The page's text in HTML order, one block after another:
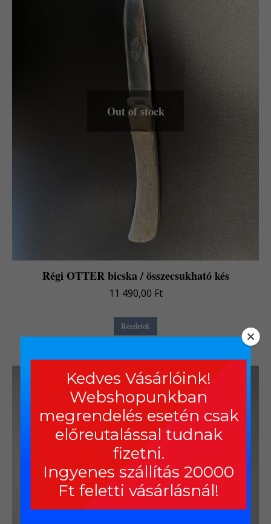
Kedves Vásárlóink!
Webshopunkban
megrendelés esetén csak
előreutalással tudnak
fizetni.
Ingyenes szállítás 20000
Ft feletti vásárlásnál!
Out of stock
Régi OTTER bicska / összecsukható kés
11 490,00 Ft
Részletek
Out of stock